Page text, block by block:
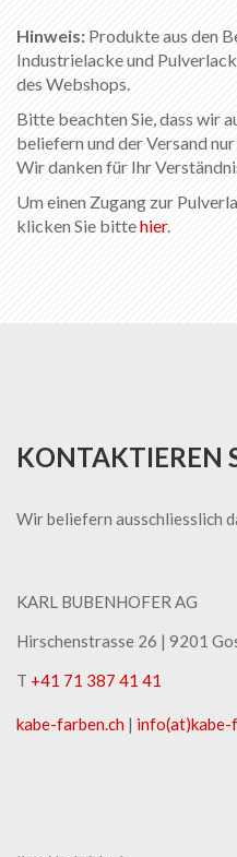
Hinweis: Produkte aus den
Industrielacke und
des Webshops.
Bitte beachten Sie, dass wir
beliefern und der Versand
Wir danken für Ihr
Um einen Zugang zur
klicken Sie bittehier.
KONTAKTIEREN
Wir beliefern ausschliesslich
KARL BUBENHOFER AG
Hirschenstrasse 26 | ​9201
T +41 71 387 41 41
kabe-​farben.ch | info(at)kabe-​